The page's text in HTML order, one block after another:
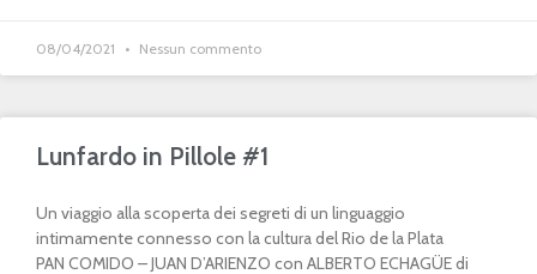
08/04/2021 Nessun commento
Lunfardo in Pillole #1
Un viaggio alla scoperta dei segreti di un linguaggio
intimamente connesso con la cultura del Rio de la Plata
PAN COMIDO – JUAN D’ARIENZO con ALBERTO ECHAGÜE di